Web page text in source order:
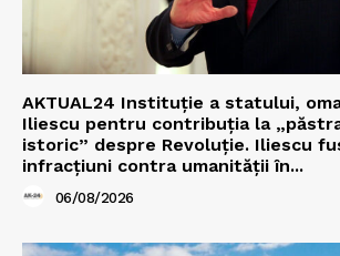
AKTUAL24 Instituție a statului,
Iliescu pentru contribuția la
istoric” despre Revoluție. Iliescu
infracțiuni contra umanității în...
06/08/2026